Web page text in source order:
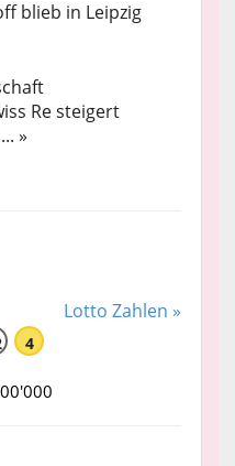
blieb in Leipzig
Re steigert
»
Lotto Zahlen »
4